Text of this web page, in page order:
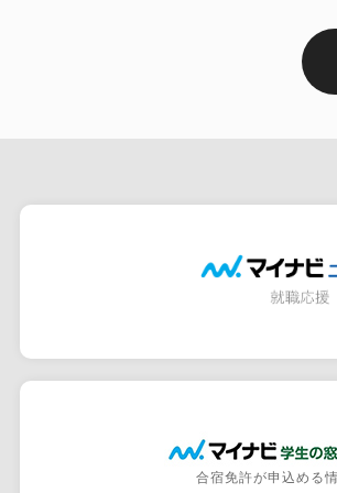
合宿免許が申込める